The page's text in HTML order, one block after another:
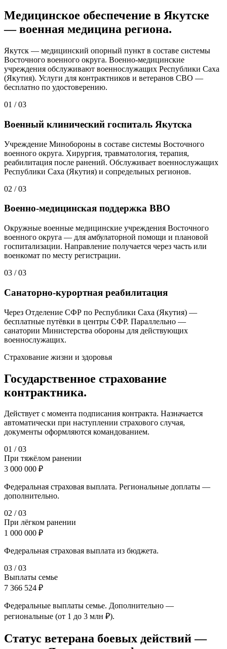
Медицинское обеспечение в Якутске
— военная медицина региона.
Якутск — медицинский опорный пункт в составе системы
Восточного военного округа. Военно-медицинские
учреждения обслуживают военнослужащих Республики Саха
(Якутия). Услуги для контрактников и ветеранов СВО —
бесплатно по удостоверению.
01 /03
Военный клинический госпиталь Якутска
Учреждение Минобороны в составе системы Восточного
военного округа. Хирургия, травматология, терапия,
реабилитация после ранений. Обслуживает военнослужащих
Республики Саха (Якутия) и сопредельных регионов.
02 /03
Военно-медицинская поддержка ВВО
Окружные военные медицинские учреждения Восточного
военного округа — для амбулаторной помощи и плановой
госпитализации. Направление получается через часть или
военкомат по месту регистрации.
03 /03
Санаторно-курортная реабилитация
Через Отделение СФР по Республики Саха (Якутия) —
бесплатные путёвки в центры СФР. Параллельно —
санатории Министерства обороны для действующих
военнослужащих.
Страхование жизни и здоровья
Государственное страхование
контрактника.
Действует с момента подписания контракта. Назначается
автоматически при наступлении страхового случая,
документы оформляются командованием.
01 /03
При тяжёлом ранении
3 000 000 ₽
Федеральная страховая выплата. Региональные доплаты —
дополнительно.
02 /03
При лёгком ранении
1 000 000 ₽
Федеральная страховая выплата из бюджета.
03 /03
Выплаты семье
7 366 524 ₽
Федеральные выплаты семье. Дополнительно —
региональные (от 1 до 3 млн ₽).
Статус ветерана боевых действий —